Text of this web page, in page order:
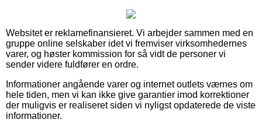
Websitet er reklamefinansieret. Vi arbejder sammen med en
gruppe online selskaber idet vi fremviser virksomhedernes
varer, og høster kommission for så vidt de personer vi
sender videre fuldfører en ordre.
Informationer angående varer og internet outlets værnes om
hele tiden, men vi kan ikke give garantier imod korrektioner
der muligvis er realiseret siden vi nyligst opdaterede de viste
informationer.